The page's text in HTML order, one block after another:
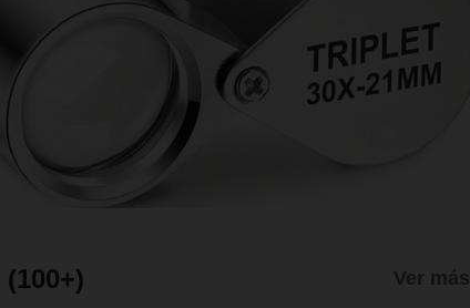
(100+) Ver más